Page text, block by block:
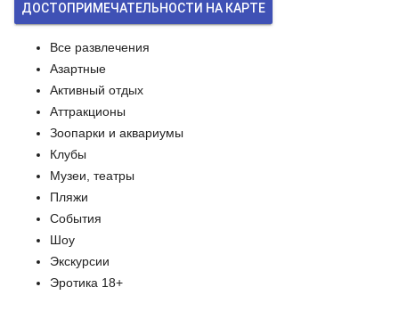
ДОСТОПРИМЕЧАТЕЛЬНОСТИ НА КАРТЕ
Все развлечения
Азартные
Активный отдых
Аттракционы
Зоопарки и аквариумы
Клубы
Музеи, театры
Пляжи
События
Шоу
Экскурсии
Эротика 18+